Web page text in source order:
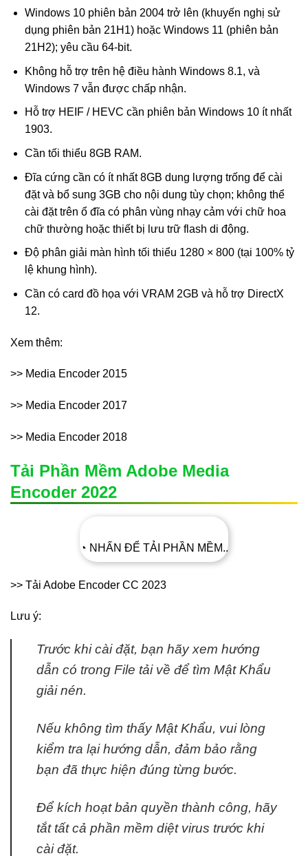
Windows 10 phiên bản 2004 trở lên (khuyến nghị sử
dụng phiên bản 21H1) hoặc Windows 11 (phiên bản
21H2); yêu cầu 64-bit.
Không hỗ trợ trên hệ điều hành Windows 8.1, và
Windows 7 vẫn được chấp nhận.
Hỗ trợ HEIF / HEVC cần phiên bản Windows 10 ít nhất
1903.
Cần tối thiểu 8GB RAM.
Đĩa cứng cần có ít nhất 8GB dung lượng trống để cài
đặt và bổ sung 3GB cho nội dung tùy chọn; không thể
cài đặt trên ổ đĩa có phân vùng nhạy cảm với chữ hoa
chữ thường hoặc thiết bị lưu trữ flash di động.
Độ phân giải màn hình tối thiểu 1280 × 800 (tại 100% tỷ
lệ khung hình).
Cần có card đồ họa với VRAM 2GB và hỗ trợ DirectX
12.
Xem thêm:
>> Media Encoder 2015
>> Media Encoder 2017
>> Media Encoder 2018
Tải Phần Mềm Adobe Media
Encoder 2022
◔ NHẤN ĐỂ TẢI PHẦN MỀM..
>> Tải Adobe Encoder CC 2023
Lưu ý:
Trước khi cài đặt, bạn hãy xem hướng
dẫn có trong File tải về để tìm Mật Khẩu
giải nén.
Nếu không tìm thấy Mật Khẩu, vui lòng
kiểm tra lại hướng dẫn, đảm bảo rằng
bạn đã thực hiện đúng từng bước.
Để kích hoạt bản quyền thành công, hãy
tắt tất cả phần mềm diệt virus trước khi
cài đặt.